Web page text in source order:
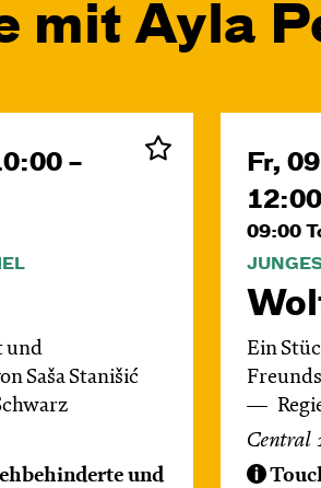
mit Ayla
–
und
Saša Stanišić
und
Fr,
12:00
09:00
Ein
Central